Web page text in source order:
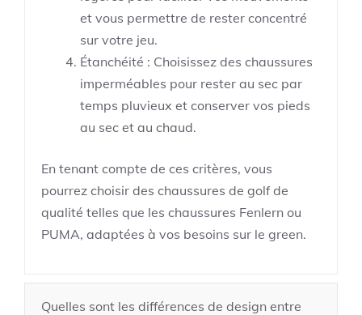
et vous permettre de rester concentré
sur votre jeu.
Étanchéité : Choisissez des chaussures
imperméables pour rester au sec par
temps pluvieux et conserver vos pieds
au sec et au chaud.
En tenant compte de ces critères, vous
pourrez choisir des chaussures de golf de
qualité telles que les chaussures Fenlern ou
PUMA, adaptées à vos besoins sur le green.
Quelles sont les différences de design entre